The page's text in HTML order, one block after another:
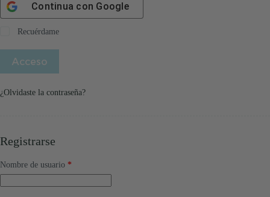
Continua con Google
Recuérdame
Acceso
¿Olvidaste la contraseña?
Registrarse
Nombre de usuario *